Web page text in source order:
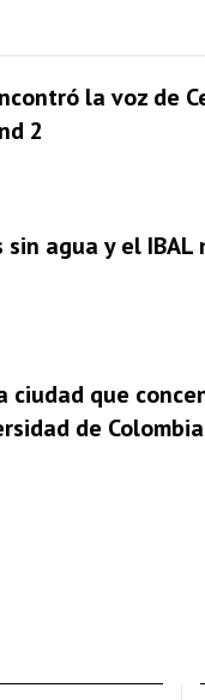
la voz de
2
sin agua y el IBAL
ciudad que
de Colombia